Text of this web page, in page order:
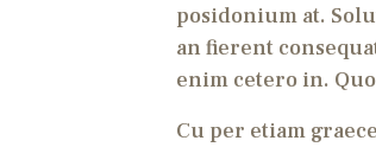
posidonium at.
an fierent
enim cetero in.
Cu per etiam